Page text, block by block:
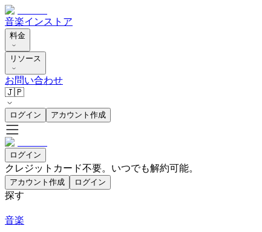
音楽インストア
料金
リソース
お問い合わせ
🇯🇵
ログイン アカウント作成
ログイン
クレジットカード不要。いつでも解約可能。
アカウント作成 ログイン
探す
音楽